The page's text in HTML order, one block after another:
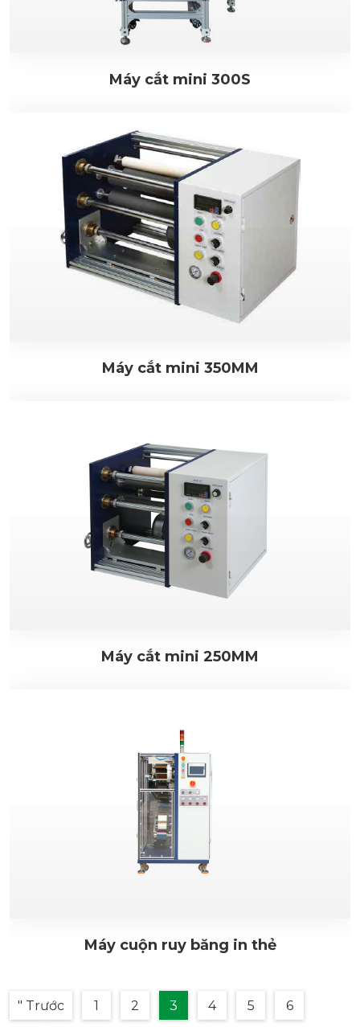
Máy cắt mini 300S
Máy cắt mini 350MM
Máy cắt mini 250MM
Máy cuộn ruy băng in thẻ
" Trước 1 2 3 4 5 6